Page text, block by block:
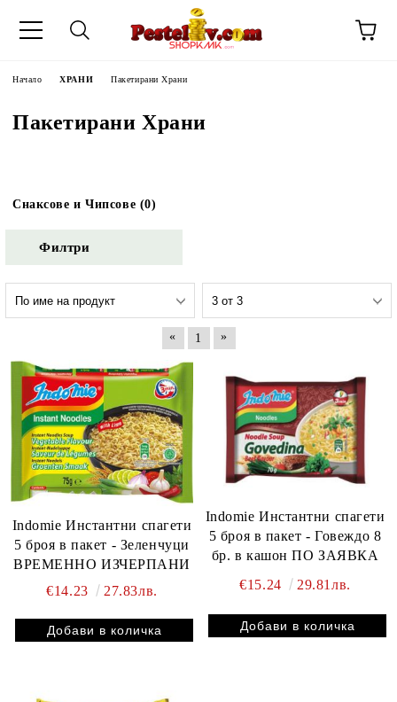
НА
Начало ХРАНИ Пакетирани Храни
Пакетирани Храни
Снаксове и Чипсове (0)
Филтри
« 1 »
Indomie Инстантни спагети
5 броя в пакет - Зеленчуци
ВРЕМЕННО ИЗЧЕРПАНИ
€14.23
27.83лв.
Indomie Инстантни спагети
5 броя в пакет - Говеждo 8
бр. в кашон ПО ЗАЯВКА
€15.24
29.81лв.